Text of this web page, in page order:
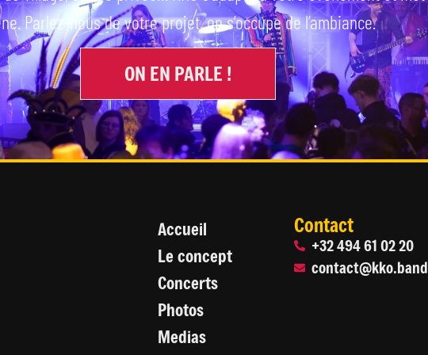
Parlez-nous de votre projet, on s’occupe de l’ambiance.
ON EN PARLE !
Accueil
Le concept
Concerts
Photos
Medias
Contact
+32 494 61 02 20
contact@kko.band